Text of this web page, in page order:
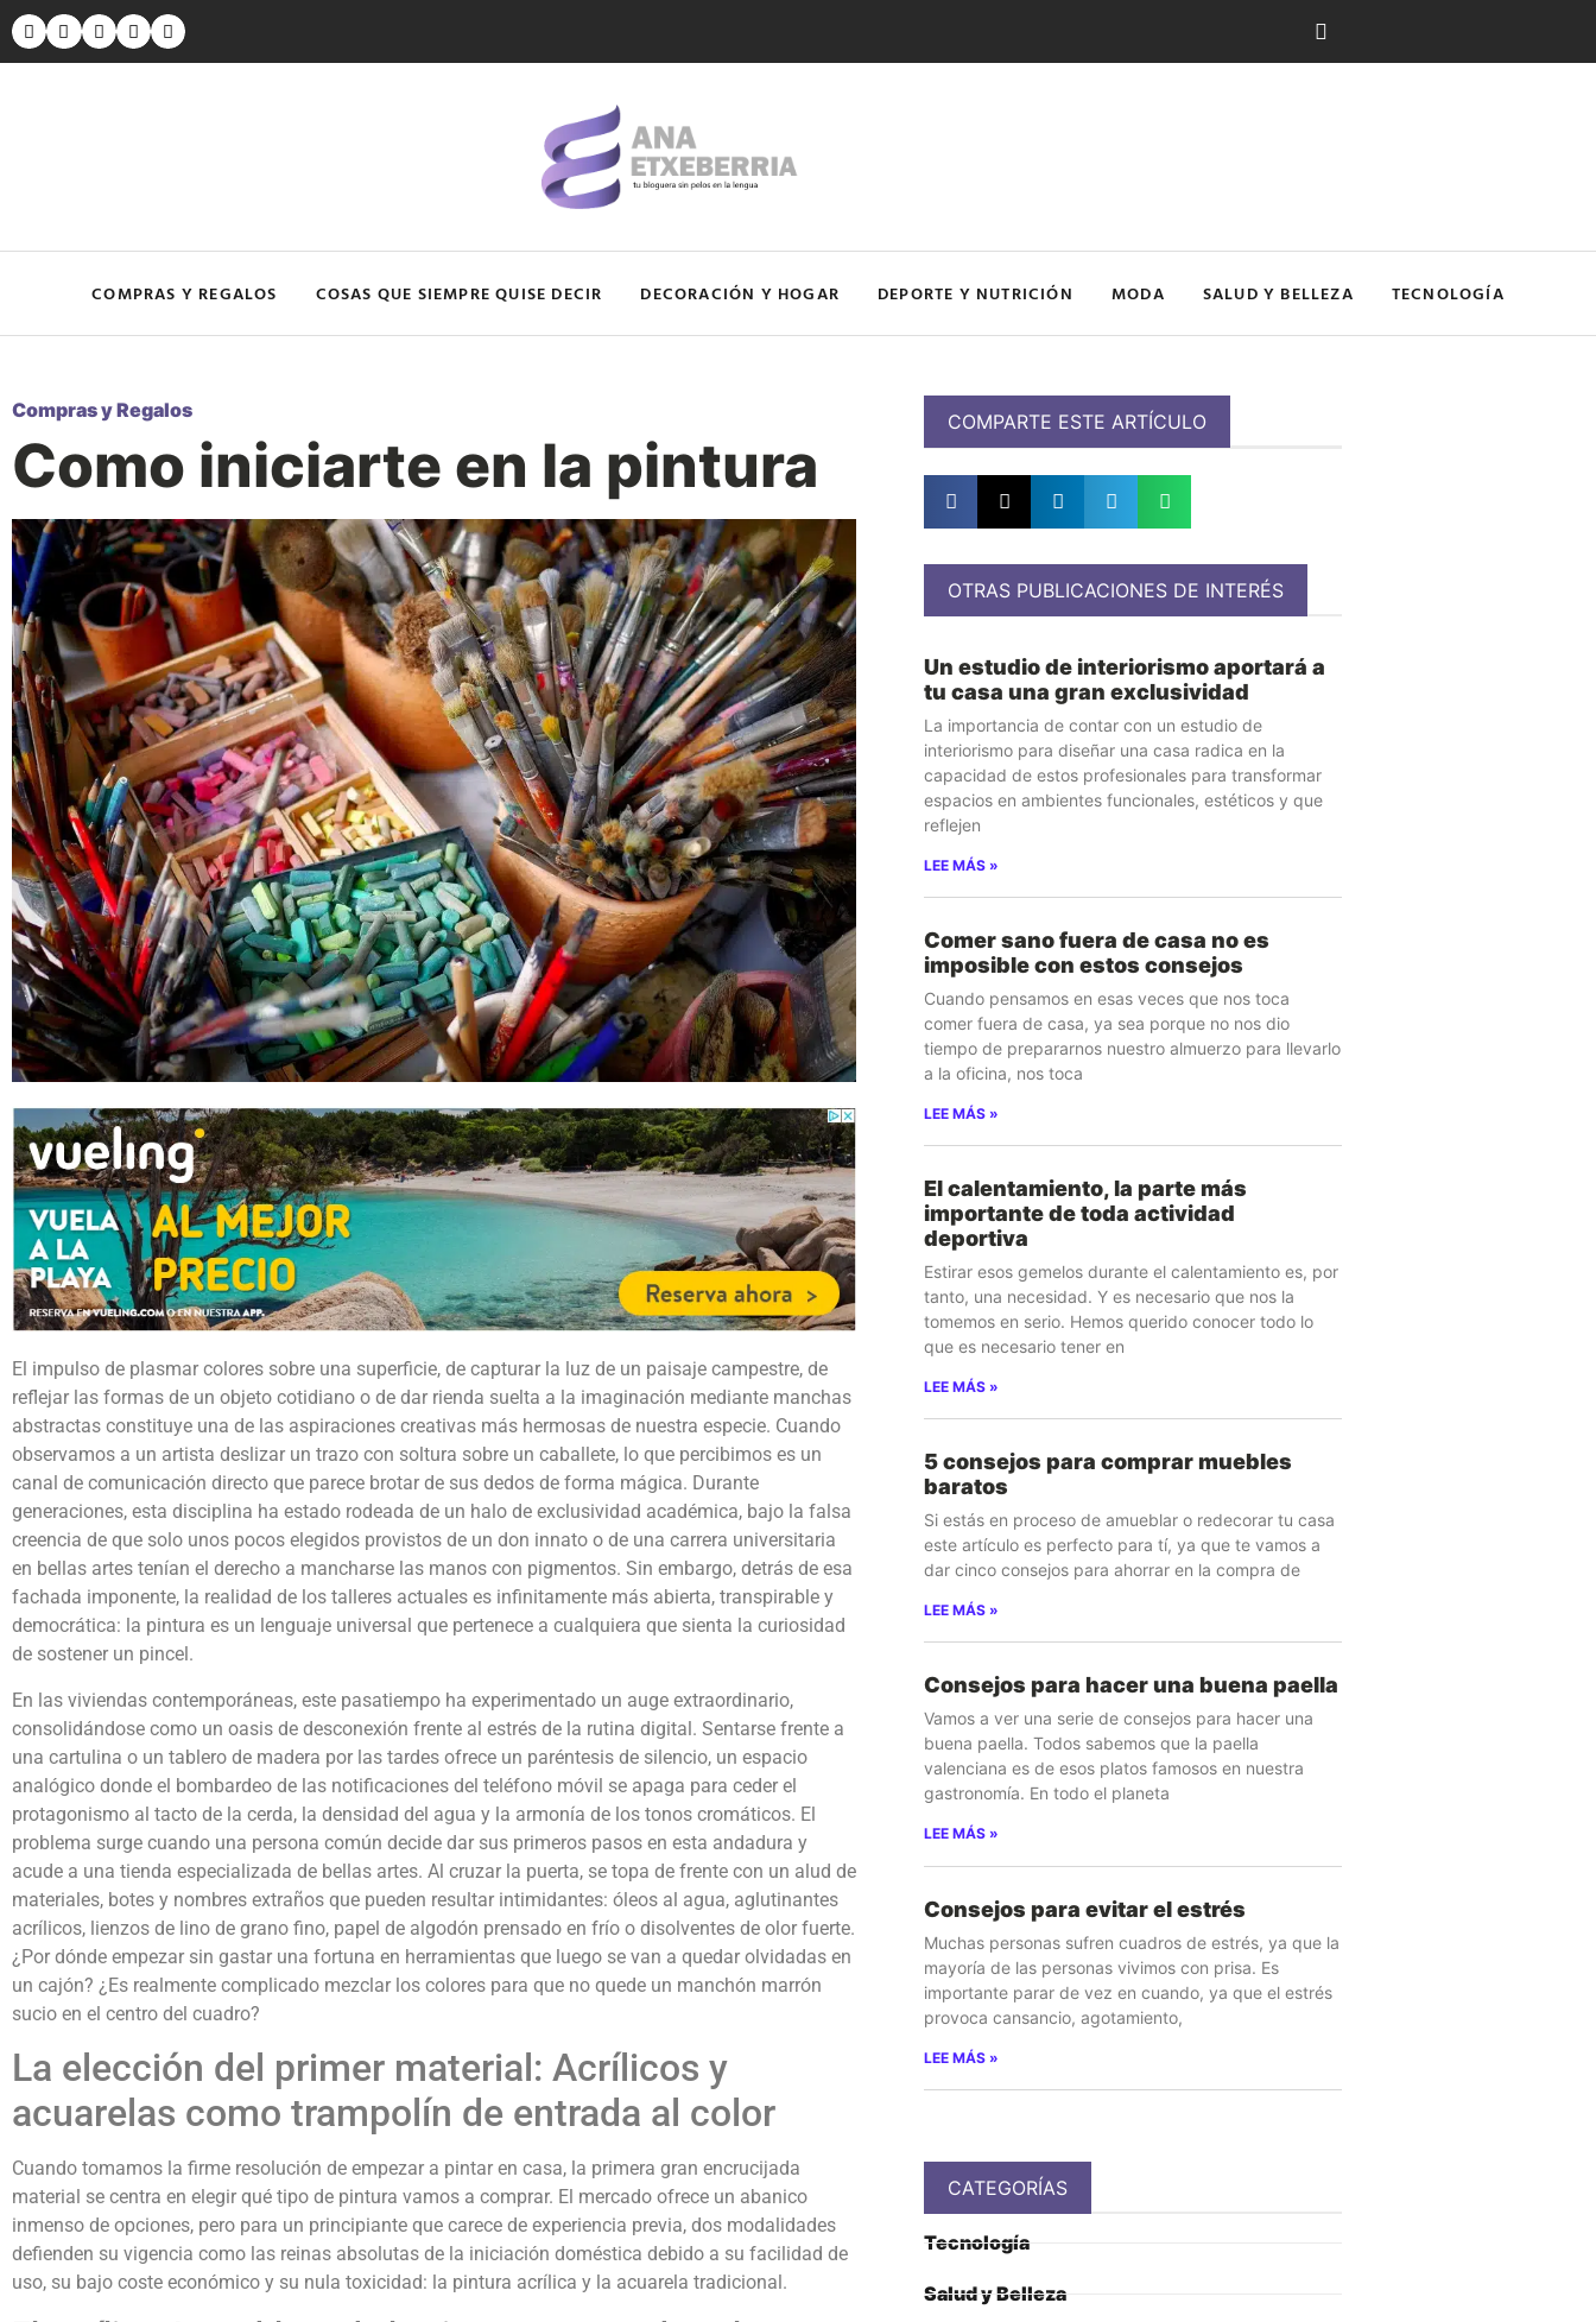
COMPRAS Y REGALOS COSAS QUE SIEMPRE QUISE DECIR DECORACIÓN Y HOGAR DEPORTE Y NUTRICIÓN MODA SALUD Y BELLEZA TECNOLOGÍA
Compras y Regalos
Como iniciarte en la pintura
El impulso de plasmar colores sobre una superficie, de capturar la luz de un paisaje campestre, de
reflejar las formas de un objeto cotidiano o de dar rienda suelta a la imaginación mediante manchas
abstractas constituye una de las aspiraciones creativas más hermosas de nuestra especie. Cuando
observamos a un artista deslizar un trazo con soltura sobre un caballete, lo que percibimos es un
canal de comunicación directo que parece brotar de sus dedos de forma mágica. Durante
generaciones, esta disciplina ha estado rodeada de un halo de exclusividad académica, bajo la falsa
creencia de que solo unos pocos elegidos provistos de un don innato o de una carrera universitaria
en bellas artes tenían el derecho a mancharse las manos con pigmentos. Sin embargo, detrás de esa
fachada imponente, la realidad de los talleres actuales es infinitamente más abierta, transpirable y
democrática: la pintura es un lenguaje universal que pertenece a cualquiera que sienta la curiosidad
de sostener un pincel.
En las viviendas contemporáneas, este pasatiempo ha experimentado un auge extraordinario,
consolidándose como un oasis de desconexión frente al estrés de la rutina digital. Sentarse frente a
una cartulina o un tablero de madera por las tardes ofrece un paréntesis de silencio, un espacio
analógico donde el bombardeo de las notificaciones del teléfono móvil se apaga para ceder el
protagonismo al tacto de la cerda, la densidad del agua y la armonía de los tonos cromáticos. El
problema surge cuando una persona común decide dar sus primeros pasos en esta andadura y
acude a una tienda especializada de bellas artes. Al cruzar la puerta, se topa de frente con un alud de
materiales, botes y nombres extraños que pueden resultar intimidantes: óleos al agua, aglutinantes
acrílicos, lienzos de lino de grano fino, papel de algodón prensado en frío o disolventes de olor fuerte.
¿Por dónde empezar sin gastar una fortuna en herramientas que luego se van a quedar olvidadas en
un cajón? ¿Es realmente complicado mezclar los colores para que no quede un manchón marrón
sucio en el centro del cuadro?
La elección del primer material: Acrílicos y
acuarelas como trampolín de entrada al color
Cuando tomamos la firme resolución de empezar a pintar en casa, la primera gran encrucijada
material se centra en elegir qué tipo de pintura vamos a comprar. El mercado ofrece un abanico
inmenso de opciones, pero para un principiante que carece de experiencia previa, dos modalidades
defienden su vigencia como las reinas absolutas de la iniciación doméstica debido a su facilidad de
uso, su bajo coste económico y su nula toxicidad: la pintura acrílica y la acuarela tradicional.
COMPARTE ESTE ARTÍCULO
OTRAS PUBLICACIONES DE INTERÉS
Un estudio de interiorismo aportará a
tu casa una gran exclusividad
La importancia de contar con un estudio de
interiorismo para diseñar una casa radica en la
capacidad de estos profesionales para transformar
espacios en ambientes funcionales, estéticos y que
reflejen
LEE MÁS »
Comer sano fuera de casa no es
imposible con estos consejos
Cuando pensamos en esas veces que nos toca
comer fuera de casa, ya sea porque no nos dio
tiempo de prepararnos nuestro almuerzo para llevarlo
a la oficina, nos toca
LEE MÁS »
El calentamiento, la parte más
importante de toda actividad
deportiva
Estirar esos gemelos durante el calentamiento es, por
tanto, una necesidad. Y es necesario que nos la
tomemos en serio. Hemos querido conocer todo lo
que es necesario tener en
LEE MÁS »
5 consejos para comprar muebles
baratos
Si estás en proceso de amueblar o redecorar tu casa
este artículo es perfecto para tí, ya que te vamos a
dar cinco consejos para ahorrar en la compra de
LEE MÁS »
Consejos para hacer una buena paella
Vamos a ver una serie de consejos para hacer una
buena paella. Todos sabemos que la paella
valenciana es de esos platos famosos en nuestra
gastronomía. En todo el planeta
LEE MÁS »
Consejos para evitar el estrés
Muchas personas sufren cuadros de estrés, ya que la
mayoría de las personas vivimos con prisa. Es
importante parar de vez en cuando, ya que el estrés
provoca cansancio, agotamiento,
LEE MÁS »
CATEGORÍAS
Tecnología
Salud y Belleza